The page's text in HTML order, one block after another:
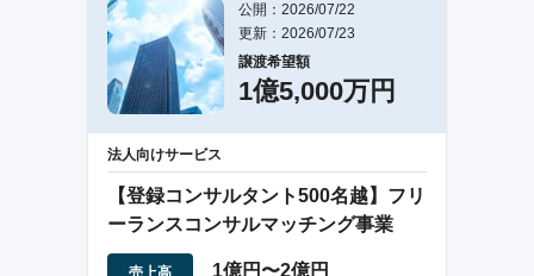
公開：2026/07/22
更新：2026/07/23
譲渡希望額
1億5,000万円
法人向けサービス
【登録コンサルタント500名越】フリ
ーランスコンサルマッチング事業
1億円〜2億円